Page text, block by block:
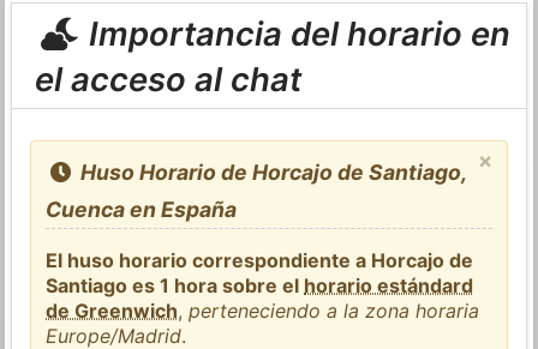
Importancia del horario en
el acceso al chat
×
Huso Horario de Horcajo de Santiago,
Cuenca en España
El huso horario correspondiente a Horcajo de
Santiago es 1 hora sobre el horario estándard
de Greenwich,perteneciendo a la zona horaria
Europe/Madrid.